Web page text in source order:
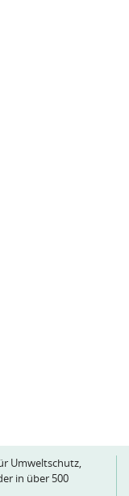
Umweltschutz,
in über 500